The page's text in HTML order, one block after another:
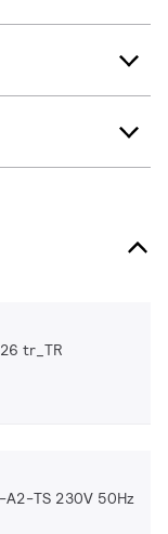
tr_TR
TS 230V 50Hz